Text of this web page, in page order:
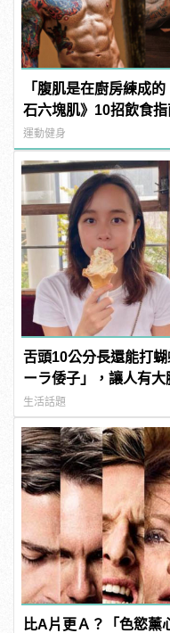
「腹肌是在廚房練成
石六塊肌》10招飲食
肌！
運動健身
舌頭10公分長還能打
ーラ倭子」，讓人有
型男
生活話題
比A片更Ａ？「色慾薰